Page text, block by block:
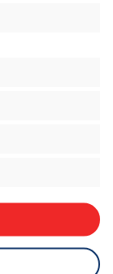
人確認が不可
、アクセスロ
して開示等は
は任意による